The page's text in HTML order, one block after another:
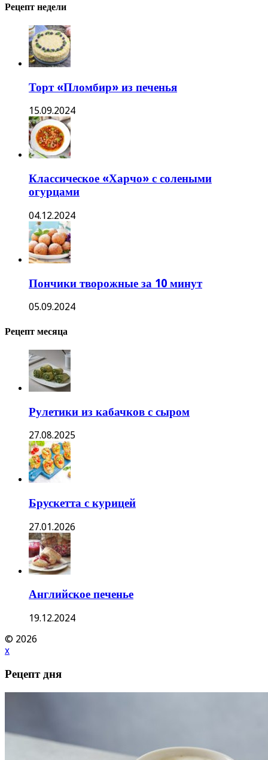
Рецепт недели
Торт «Пломбир» из печенья
15.09.2024
Классическое «Харчо» с солеными
огурцами
04.12.2024
Пончики творожные за 10 минут
05.09.2024
Рецепт месяца
Рулетики из кабачков с сыром
27.08.2025
Брускетта с курицей
27.01.2026
Английское печенье
19.12.2024
© 2026
x
Рецепт дня